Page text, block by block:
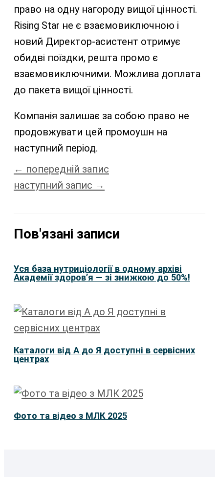
право на одну нагороду вищої цінності.
Rising Star не є взаємовиключною і
новий Директор-асистент отримує
обидві поїздки, решта промо є
взаємовиключними. Можлива доплата
до пакета вищої цінності.
Компанія залишає за собою право не
продовжувати цей промоушн на
наступний період.
← попередній запис
наступний запис →
Пов'язані записи
Уся база нутриціології в одному архіві
Академії здоровʼя — зі знижкою до 50%!
Каталоги від А до Я доступні в сервісних
центрах
Фото та відео з МЛК 2025